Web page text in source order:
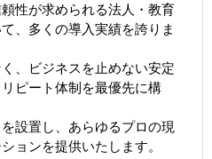
性が求められる法人・教育
、多くの導入実績を誇りま
、ビジネスを止めない安定
ピート体制を最優先に構
設置し、あらゆるプロの現
ョンを提供いたします。